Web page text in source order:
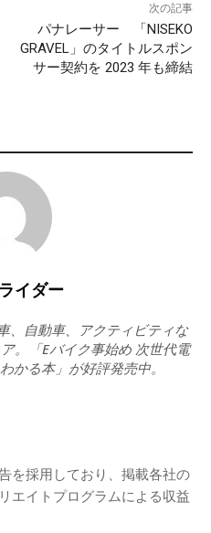
次の記事
パナレーサー 「NISEKO
GRAVEL」のタイトルスポン
サー契約を 2023 年も締結
イダー
、自動車、アクティビティな
。「Eバイク事始め 次世代電
かる本」が好評発売中。
を採用しており、掲載各社の
エイトプログラムによる収益